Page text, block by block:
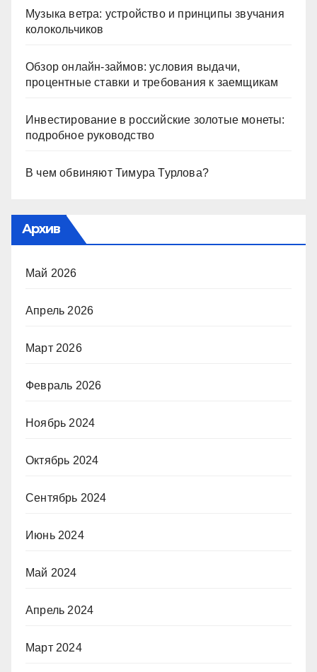
Музыка ветра: устройство и принципы звучания
колокольчиков
Обзор онлайн-займов: условия выдачи,
процентные ставки и требования к заемщикам
Инвестирование в российские золотые монеты:
подробное руководство
В чем обвиняют Тимура Турлова?
Архив
Май 2026
Апрель 2026
Март 2026
Февраль 2026
Ноябрь 2024
Октябрь 2024
Сентябрь 2024
Июнь 2024
Май 2024
Апрель 2024
Март 2024